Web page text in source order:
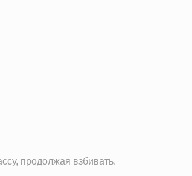
продолжая взбивать.